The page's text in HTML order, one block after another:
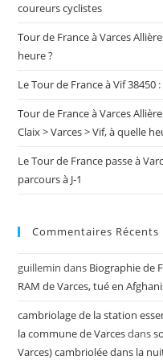
coureurs cyclistes
Tour de France à Varces
heure ?
Le Tour de France à Vif
Tour de France à Varces
Claix > Varces > Vif, à quelle
Le Tour de France passe à
parcours à J-1
Commentaires Récents
guillemin dans Biographie de
RAM de Varces, tué en
cambriolage de la station
la commune de Varcesdans
Varces) cambriolée dans la